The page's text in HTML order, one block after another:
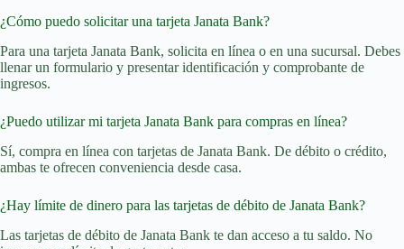
¿Cómo puedo solicitar una tarjeta Janata Bank?
Para una tarjeta Janata Bank, solicita en línea o en una sucursal. Debes
llenar un formulario y presentar identificación y comprobante de
ingresos.
¿Puedo utilizar mi tarjeta Janata Bank para compras en línea?
Sí, compra en línea con tarjetas de Janata Bank. De débito o crédito,
ambas te ofrecen conveniencia desde casa.
¿Hay límite de dinero para las tarjetas de débito de Janata Bank?
Las tarjetas de débito de Janata Bank te dan acceso a tu saldo. No